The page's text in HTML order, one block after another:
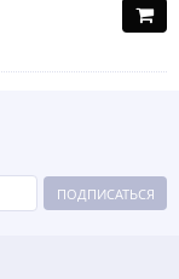
ПОДПИСАТЬСЯ